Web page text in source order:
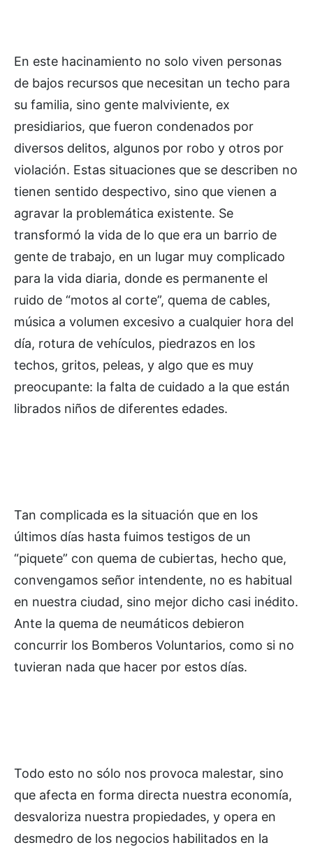
En este hacinamiento no solo viven personas
de bajos recursos que necesitan un techo para
su familia, sino gente malviviente, ex
presidiarios, que fueron condenados por
diversos delitos, algunos por robo y otros por
violación. Estas situaciones que se describen no
tienen sentido despectivo, sino que vienen a
agravar la problemática existente. Se
transformó la vida de lo que era un barrio de
gente de trabajo, en un lugar muy complicado
para la vida diaria, donde es permanente el
ruido de “motos al corte”, quema de cables,
música a volumen excesivo a cualquier hora del
día, rotura de vehículos, piedrazos en los
techos, gritos, peleas, y algo que es muy
preocupante: la falta de cuidado a la que están
librados niños de diferentes edades.
Tan complicada es la situación que en los
últimos días hasta fuimos testigos de un
“piquete” con quema de cubiertas, hecho que,
convengamos señor intendente, no es habitual
en nuestra ciudad, sino mejor dicho casi inédito.
Ante la quema de neumáticos debieron
concurrir los Bomberos Voluntarios, como si no
tuvieran nada que hacer por estos días.
Todo esto no sólo nos provoca malestar, sino
que afecta en forma directa nuestra economía,
desvaloriza nuestra propiedades, y opera en
desmedro de los negocios habilitados en la